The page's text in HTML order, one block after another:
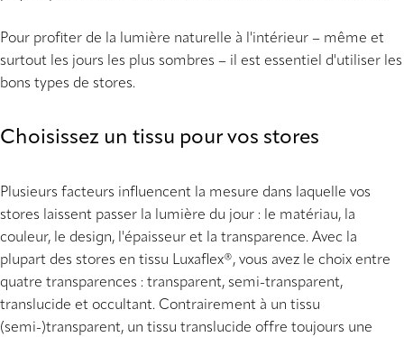
Pour profiter de la lumière naturelle à l'intérieur – même et
surtout les jours les plus sombres – il est essentiel d'utiliser les
bons types de stores.
Choisissez un tissu pour vos stores
Plusieurs facteurs influencent la mesure dans laquelle vos
stores laissent passer la lumière du jour : le matériau, la
couleur, le design, l'épaisseur et la transparence. Avec la
plupart des stores en tissu Luxaflex®, vous avez le choix entre
quatre transparences : transparent, semi-transparent,
translucide et occultant. Contrairement à un tissu
(semi-)transparent, un tissu translucide offre toujours une